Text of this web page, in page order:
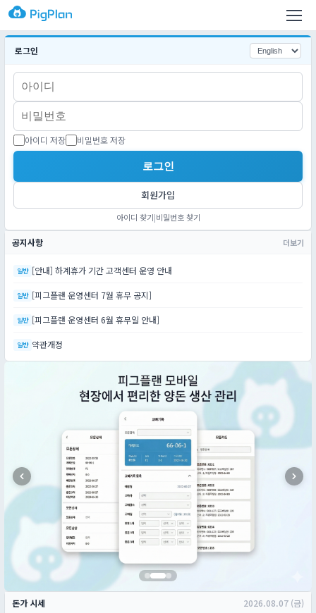
로그인
아이디 저장 비밀번호 저장
로그인
회원가입
아이디 찾기|비밀번호 찾기
공지사항 더보기
일반 [안내] 하계휴가 기간 고객센터 운영 안내
일반 [피그플랜 운영센터 7월 휴무 공지]
일반 [피그플랜 운영센터 6월 휴무일 안내]
일반 약관개정
돈가 시세 2026.08.07 (금)